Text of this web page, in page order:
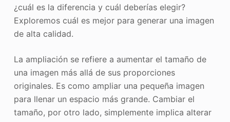
¿cuál es la diferencia y cuál deberías elegir?
Exploremos cuál es mejor para generar una imagen
de alta calidad.
La ampliación se refiere a aumentar el tamaño de
una imagen más allá de sus proporciones
originales. Es como ampliar una pequeña imagen
para llenar un espacio más grande. Cambiar el
tamaño, por otro lado, simplemente implica alterar